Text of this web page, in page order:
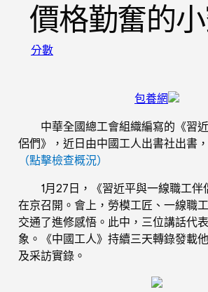
價格勤奮的
分數
包養網
中華全國總工會組織編寫的《習
侶們》，近日由中國工人出書社出書
（點擊檢查概況）
1月27日，《習近平與一線職工
在京召開。會上，勞模工匠、一線職
交通了進修感悟。此中，三位講話代
象。《中國工人》持續三天轉錄發載
及采訪實錄。